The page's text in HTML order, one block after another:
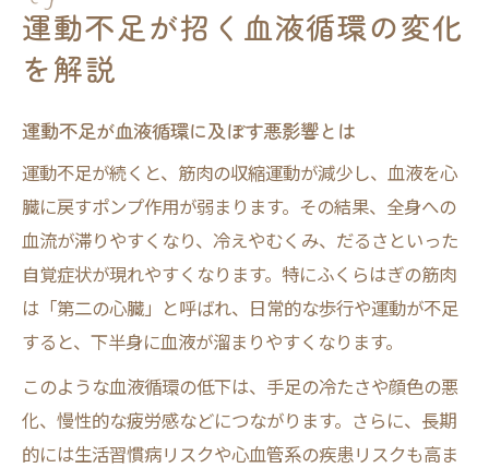
運動不足が招く血液循環の変化
を解説
運動不足が血液循環に及ぼす悪影響とは
運動不足が続くと、筋肉の収縮運動が減少し、血液を心
臓に戻すポンプ作用が弱まります。その結果、全身への
血流が滞りやすくなり、冷えやむくみ、だるさといった
自覚症状が現れやすくなります。特にふくらはぎの筋肉
は「第二の心臓」と呼ばれ、日常的な歩行や運動が不足
すると、下半身に血液が溜まりやすくなります。
このような血液循環の低下は、手足の冷たさや顔色の悪
化、慢性的な疲労感などにつながります。さらに、長期
的には生活習慣病リスクや心血管系の疾患リスクも高ま